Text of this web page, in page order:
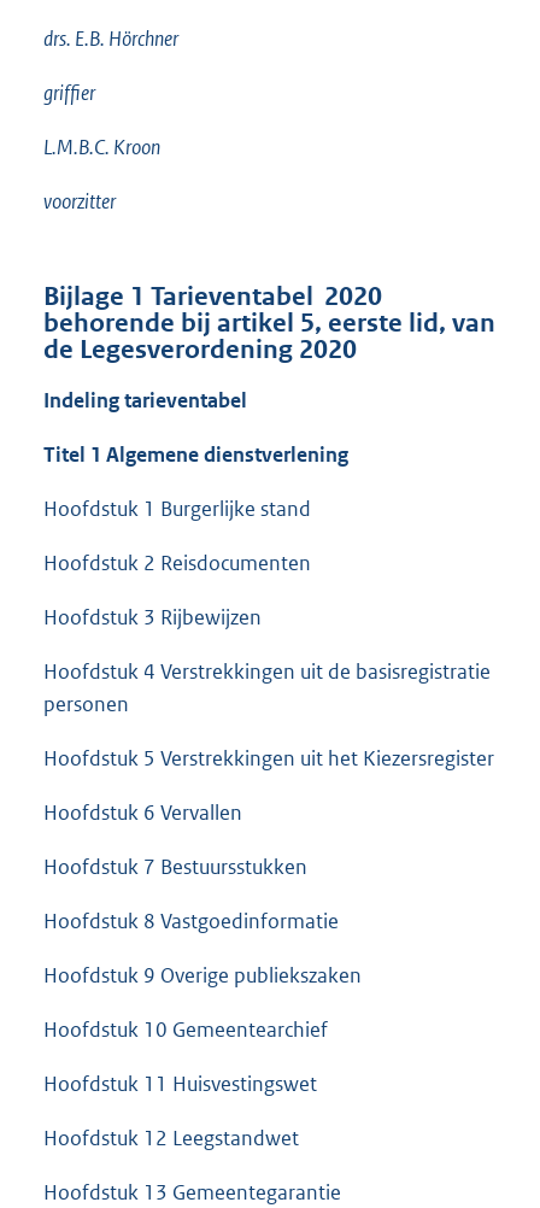
drs. E.B. Hörchner
griffier
L.M.B.C. Kroon
voorzitter
Bijlage 1 Tarieventabel 2020
behorende bij artikel 5, eerste lid, van
de Legesverordening 2020
Indeling tarieventabel
Titel 1 Algemene dienstverlening
Hoofdstuk 1 Burgerlijke stand
Hoofdstuk 2 Reisdocumenten
Hoofdstuk 3 Rijbewijzen
Hoofdstuk 4 Verstrekkingen uit de basisregistratie
personen
Hoofdstuk 5 Verstrekkingen uit het Kiezersregister
Hoofdstuk 6 Vervallen
Hoofdstuk 7 Bestuursstukken
Hoofdstuk 8 Vastgoedinformatie
Hoofdstuk 9 Overige publiekszaken
Hoofdstuk 10 Gemeentearchief
Hoofdstuk 11 Huisvestingswet
Hoofdstuk 12 Leegstandwet
Hoofdstuk 13 Gemeentegarantie